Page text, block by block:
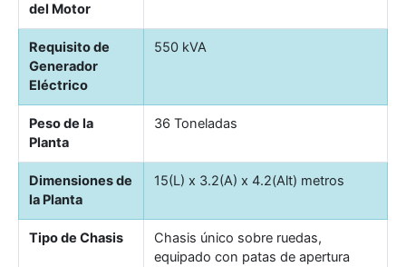
del Motor
Requisito de
Generador
Eléctrico
550 kVA
Peso de la
Planta
36 Toneladas
Dimensiones de
la Planta
15(L) x 3.2(A) x 4.2(Alt) metros
Tipo de Chasis
Chasis único sobre ruedas,
equipado con patas de apertura